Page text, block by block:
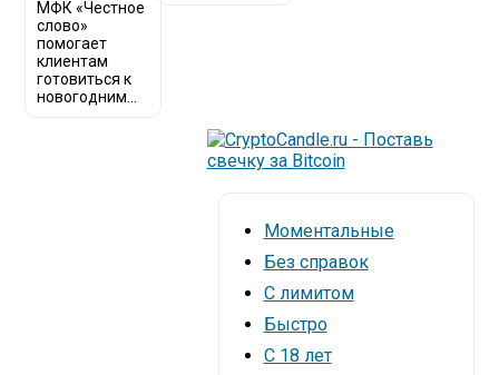
МФК «Честное
слово»
помогает
клиентам
готовиться к
новогодним...
Моментальные
Без справок
С лимитом
Быстро
С 18 лет